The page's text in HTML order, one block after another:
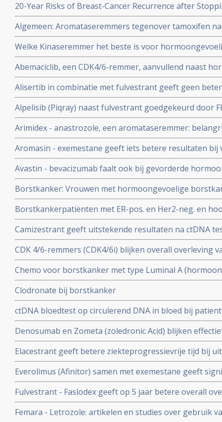
20-Year Risks of Breast-Cancer Recurrence after
Years
Algemeen: Aromataseremmers tegenover tamoxifen
voor- en nadelen. Een engelstalig artikel.
Welke Kinaseremmer het beste is voor
uitgezaaide borstkanker is afhankelijk van de
borstkankerpatient apart besproken moeten worden.
Abemaciclib, een CDK4/6-remmer, aanvullend naast
mogelijke eerstelijnsbehandeloptie voor patiënten met
borstkanker kunnen worden, blijkt uit nieuwste
Alisertib in combinatie met fulvestrant geeft geen
progressievrije ziekte dan Alisertib alleen bij
Alpelisib (Piqray) naast fulvestrant goedgekeurd door
borstkanker met PIK3CA mutatie
Arimidex - anastrozole, een aromataseremmer:
elkaar gezet
Aromasin - exemestane geeft iets betere resultaten
borstkanker dan arimidex - anastrazole maar niet
van arimidex als dat niet werkt naar aromasin meer
andersom
Avastin - bevacizumab faalt ook bij gevorderde
aanvulling op femara of fulvestrant in vergelijking met
copy 1
Borstkanker: Vrouwen met hormoongevoelige
overgang - 45 tot 50 jaar - zijn meer gebaat bij eerst
tamoxifen als de eierstokken nog aanwezig zijn copy 1
Borstkankerpatiënten met ER-pos. en Her2-neg. en
met lage kans op een recidief op basis van genentest
Overleving blijft gelijk copy 1
Camizestrant geeft uitstekende resultaten na ctDNA
behandeling met een CDK4/6-remmer bij patienten
Her2 negatief
CDK 4/6-remmers (CDK4/6i) blijken overall overleving
HRplus/HER2 negatief te verbeteren.
Chemo voor borstkanker met type Luminal A
Her2 neg) is zinloos en geeft geen enkel verschil in
met geen chemo biij vrouwen in leeftijd voor de
Clodronate bij borstkanker
ctDNA bloedtest op circulerend DNA in bloed bij
meededen toont aan wanneer borstkankerpatienten
hormoongevoleige borstkanker het beste CDK4/6-
Denosumab en Zometa (zoledronic Acid) blijken
botproblemen blijkt uit vergelijkende studie bij
Elacestrant geeft betere ziekteprogressievrije tijd bij
plus / HER2 negatief en met ESR1 mutatie) na falen
hormoontherapie copy 1
Everolimus (Afinitor) samen met exemestane geeft
voor vrouwen met hormoongevoelige borstkanker,
resistentie voor Arimidex en Femara
Fulvestrant - Faslodex geeft op 5 jaar betere overall
kans te overlijden aan de ziekte dan arimidex -
borstkanker
Femara - Letrozole: artikelen en studies over gebruik